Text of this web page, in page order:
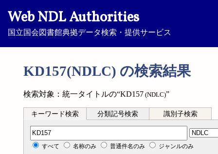
Web NDL Authorities
国立国会図書館典拠データ検索・提供サービス
KD157(NDLC) の検索結果
検索対象：統一タイトルの“KD157 (NDLC)”
キーワード検索 分類記号検索 識別子検索
分類記号検索
すべて 名称のみ 普通件名のみ ジャンルのみ